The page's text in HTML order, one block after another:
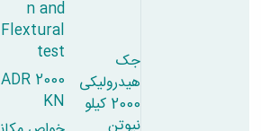
جک
هیدرولیکی
2000 کیلو
نیوتن
n and
Flextural
test
ADR 2000
KN